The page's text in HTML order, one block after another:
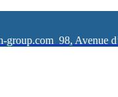
group.com 98, Avenue